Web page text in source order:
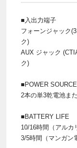
■入出力端子
フォーンジャック
ク)
AUX ジャック
ク)
■POWER SOURCE
2本の単3乾電池ま
■BATTERY LIFE
10/16時間（アルカ
3/5時間（マンガン